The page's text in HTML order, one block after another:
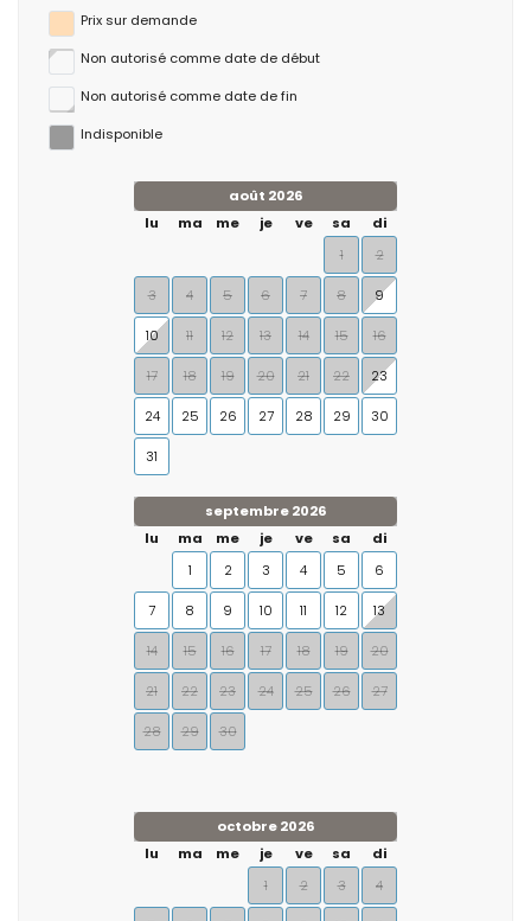
Prix ​​sur demande
Non autorisé comme date de début
Non autorisé comme date de fin
Indisponible
août 2026
lu
ma me je ve sa
di
1
2
3 4 5 6 7 8 9
10 11 12 13 14 15 16
17 18 19 20 21 22 23
24 25 26 27 28 29 30
31
septembre 2026
lu
ma me je ve sa
di
1
2 3 4 5 6
7 8 9 10 11 12 13
14 15 16 17 18 19 20
21 22 23 24 25 26 27
28 29 30
octobre 2026
lu
ma me je ve sa
di
1
2 3 4